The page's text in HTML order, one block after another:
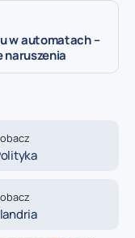
w automatach –
naruszenia